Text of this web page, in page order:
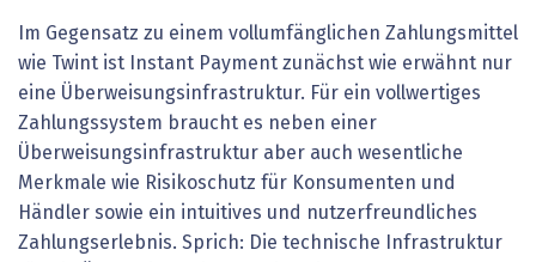
Im Gegensatz zu einem vollumfänglichen Zahlungsmittel
wie Twint ist Instant Payment zunächst wie erwähnt nur
eine Überweisungsinfrastruktur. Für ein vollwertiges
Zahlungssystem braucht es neben einer
Überweisungsinfrastruktur aber auch wesentliche
Merkmale wie Risikoschutz für Konsumenten und
Händler sowie ein intuitives und nutzerfreundliches
Zahlungserlebnis. Sprich: Die technische Infrastruktur